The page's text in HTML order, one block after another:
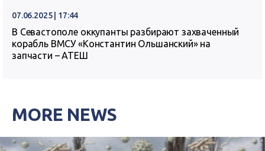
07.06.2025 | 17:44
В Севастополе оккупанты разбирают захваченный
корабль ВМСУ «Константин Ольшанский» на
запчасти – АТЕШ
MORE NEWS